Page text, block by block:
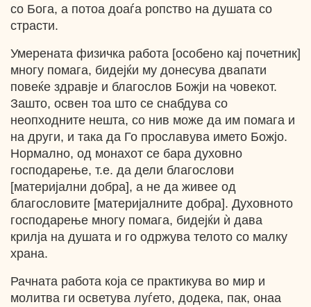
со Бога, а потоа доаѓа ропство на душата со
страсти.
Умерената физичка работа [особено кај почетник]
многу помага, бидејќи му донесува двапати
повеќе здравје и благослов Божји на човекот.
Зашто, освен тоа што се снабдува со
неопходните нешта, со нив може да им помага и
на други, и така да Го прославува името Божјо.
Нормално, од монахот се бара духовно
господарење, т.е. да дели благослови
[материјални добра], а не да живее од
благословите [материјалните добра]. Духовното
господарење многу помага, бидејќи ѝ дава
крилја на душата и го одржува телото со малку
храна.
Рачната работа која се практикува во мир и
молитва ги осветува луѓето, додека, пак, онаа